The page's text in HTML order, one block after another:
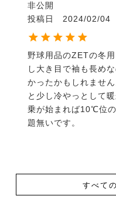
非公開
投稿日
2024/02/04
野球用品のZETの冬
し大き目で袖も長め
かったかもしれませ
と少し冷やっとして
乗が始まれば10℃位
題無いです。
すべて